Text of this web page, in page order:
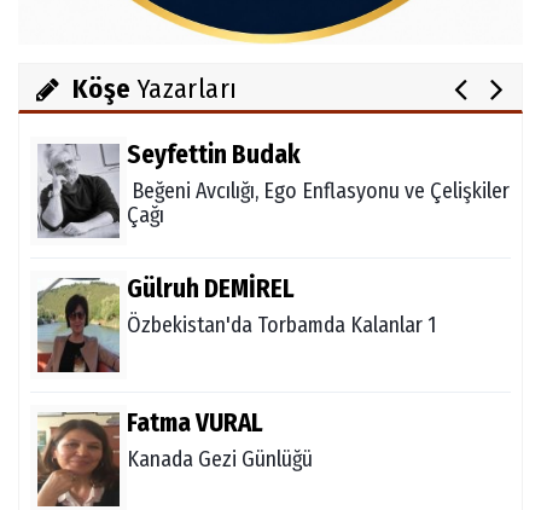
Köşe Yazarları
Salih OKKALI
Seyfettin Budak
Beğeni Avcılığı, Ego Enflasyonu ve Çelişkiler
Çağı
Gülruh DEMİREL
Özbekistan'da Torbamda Kalanlar 1
Fatma VURAL
Kanada Gezi Günlüğü